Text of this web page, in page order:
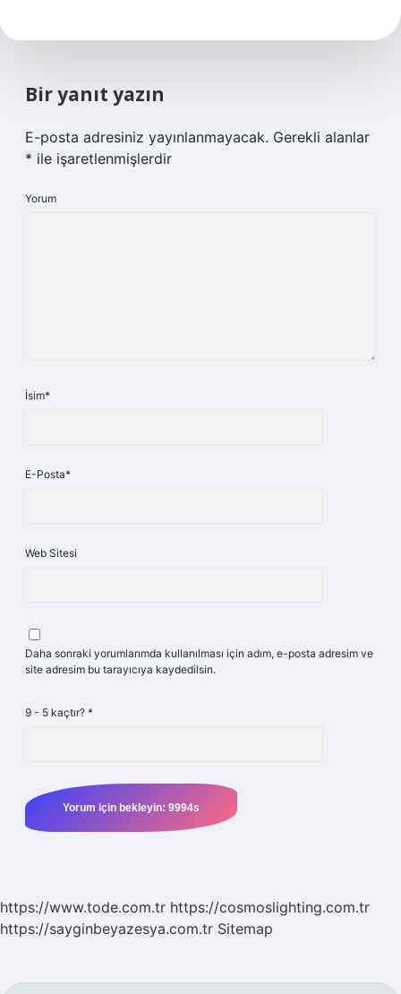
Bir yanıt yazın
E-posta adresiniz yayınlanmayacak. Gerekli alanlar
* ile işaretlenmişlerdir
Yorum
İsim*
E-Posta*
Web Sitesi
Daha sonraki yorumlarımda kullanılması için adım, e-posta adresim ve
site adresim bu tarayıcıya kaydedilsin.
9 - 5 kaçtır? *
https://www.tode.com.tr https://cosmoslighting.com.tr
https://sayginbeyazesya.com.tr Sitemap